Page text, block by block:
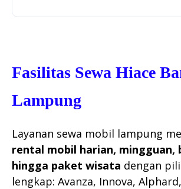
Fasilitas Sewa Hiace
Lampung
Layanan sewa mobil lampung
rental mobil harian, mingguan,
hingga paket wisata dengan
lengkap: Avanza, Innova,